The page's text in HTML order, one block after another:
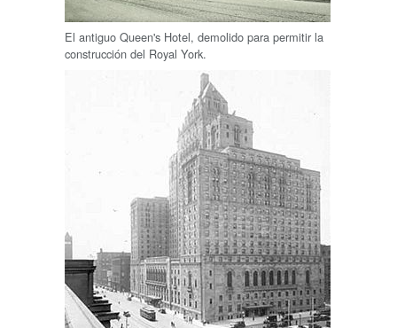
El antiguo Queen's Hotel, demolido para permitir la
construcción del Royal York.